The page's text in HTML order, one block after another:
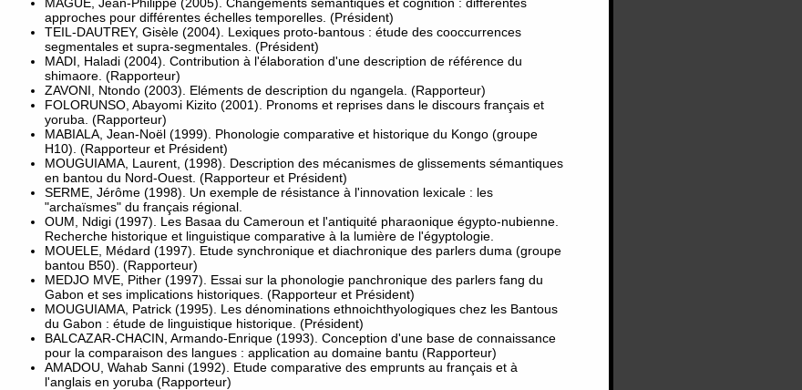
approches pour différentes échelles temporelles. (Président)
TEIL-DAUTREY, Gisèle (2004). Lexiques proto-bantous : étude des cooccurrences
segmentales et supra-segmentales. (Président)
MADI, Haladi (2004). Contribution à l'élaboration d'une description de référence du
shimaore. (Rapporteur)
ZAVONI, Ntondo (2003). Eléments de description du ngangela. (Rapporteur)
FOLORUNSO, Abayomi Kizito (2001). Pronoms et reprises dans le discours français et
yoruba. (Rapporteur)
MABIALA, Jean-Noël (1999). Phonologie comparative et historique du Kongo (groupe
H10). (Rapporteur et Président)
MOUGUIAMA, Laurent, (1998). Description des mécanismes de glissements sémantiques
en bantou du Nord-Ouest. (Rapporteur et Président)
SERME, Jérôme (1998). Un exemple de résistance à l'innovation lexicale : les
"archaïsmes" du français régional.
OUM, Ndigi (1997). Les Basaa du Cameroun et l'antiquité pharaonique égypto-nubienne.
Recherche historique et linguistique comparative à la lumière de l'égyptologie.
MOUELE, Médard (1997). Etude synchronique et diachronique des parlers duma (groupe
bantou B50). (Rapporteur)
MEDJO MVE, Pither (1997). Essai sur la phonologie panchronique des parlers fang du
Gabon et ses implications historiques. (Rapporteur et Président)
MOUGUIAMA, Patrick (1995). Les dénominations ethnoichthyologiques chez les Bantous
du Gabon : étude de linguistique historique. (Président)
BALCAZAR-CHACIN, Armando-Enrique (1993). Conception d'une base de connaissance
pour la comparaison des langues : application au domaine bantu (Rapporteur)
AMADOU, Wahab Sanni (1992). Etude comparative des emprunts au français et à
l'anglais en yoruba (Rapporteur)